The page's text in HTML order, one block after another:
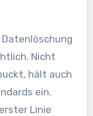
Nicht
hält auch
ein.
Linie